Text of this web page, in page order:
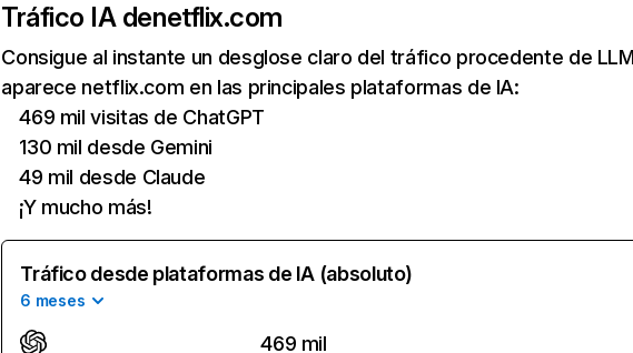
Tráfico IA denetflix.com
Consigue al instante un desglose claro del tráfico procedente de
aparece netflix.com en las principales plataformas de IA:
469 mil visitas de ChatGPT
130 mil desde Gemini
49 mil desde Claude
¡Y mucho más!
Tráfico desde plataformas de IA (absoluto)
6 meses
469 mil